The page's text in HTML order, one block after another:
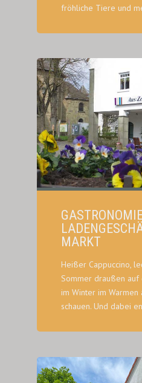
fröhliche Tiere und
MARKT
Heißer Cappuccino,
Sommer draußen auf
im Winter im Warmen
schauen. Und dabei